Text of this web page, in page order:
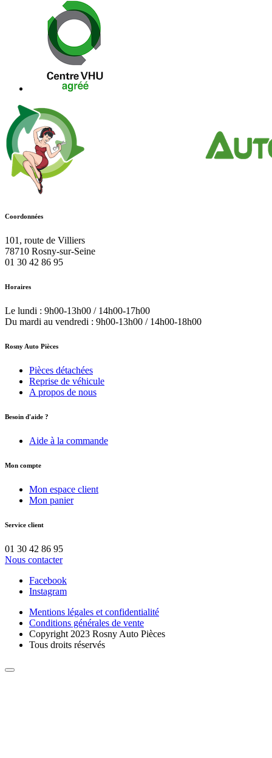
Coordonnées
101, route de Villiers
78710 Rosny-sur-Seine
01 30 42 86 95
Horaires
Le lundi : 9h00-13h00 / 14h00-17h00
Du mardi au vendredi : 9h00-13h00 / 14h00-18h00
Rosny Auto Pièces
Pièces détachées
Reprise de véhicule
A propos de nous
Besoin d'aide ?
Aide à la commande
Mon compte
Mon espace client
Mon panier
Service client
01 30 42 86 95
Nous contacter
Facebook
Instagram
Mentions légales et confidentialité
Conditions générales de vente
Copyright 2023 Rosny Auto Pièces
Tous droits réservés